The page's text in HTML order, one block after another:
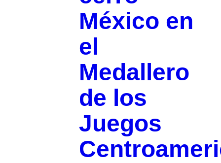
México en
el
Medallero
de los
Juegos